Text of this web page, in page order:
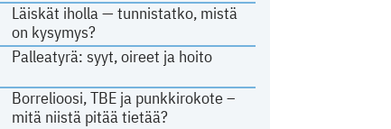
Läiskät iholla — tunnistatko, mistä
on kysymys?
Palleatyrä: syyt, oireet ja hoito
Borrelioosi, TBE ja punkkirokote –
mitä niistä pitää tietää?